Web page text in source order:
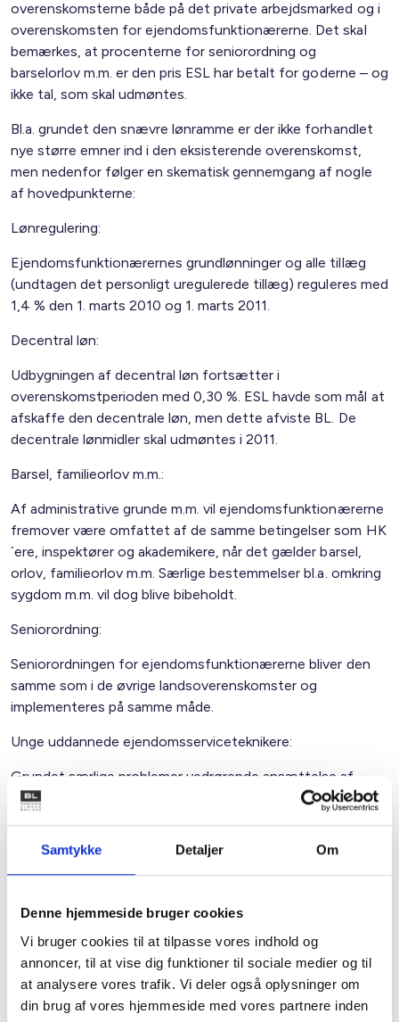
Samtykke Detaljer Om
Denne hjemmeside bruger cookies
Vi bruger cookies til at tilpasse vores indhold og
annoncer, til at vise dig funktioner til sociale medier og til
at analysere vores trafik. Vi deler også oplysninger om
din brug af vores hjemmeside med vores partnere inden
overenskomsterne både på det private arbejdsmarked og i
overenskomsten for ejendomsfunktionærerne. Det skal
bemærkes, at procenterne for seniorordning og
barselorlov m.m. er den pris ESL har betalt for goderne – og
ikke tal, som skal udmøntes.
Bl.a. grundet den snævre lønramme er der ikke forhandlet
nye større emner ind i den eksisterende overenskomst,
men nedenfor følger en skematisk gennemgang af nogle
af hovedpunkterne:
Lønregulering:
Ejendomsfunktionærernes grundlønninger og alle tillæg
(undtagen det personligt uregulerede tillæg) reguleres med
1,4 % den 1. marts 2010 og 1. marts 2011.
Decentral løn:
Udbygningen af decentral løn fortsætter i
overenskomstperioden med 0,30 %. ESL havde som mål at
afskaffe den decentrale løn, men dette afviste BL. De
decentrale lønmidler skal udmøntes i 2011.
Barsel, familieorlov m.m.:
Af administrative grunde m.m. vil ejendomsfunktionærerne
fremover være omfattet af de samme betingelser som HK
´ere, inspektører og akademikere, når det gælder barsel,
orlov, familieorlov m.m. Særlige bestemmelser bl.a. omkring
sygdom m.m. vil dog blive bibeholdt.
Seniorordning:
Seniorordningen for ejendomsfunktionærerne bliver den
samme som i de øvrige landsoverenskomster og
implementeres på samme måde.
Unge uddannede ejendomsserviceteknikere:
Grundet særlige problemer vedrørende ansættelse af
unge uddannede ejendomsserviceteknikere under 30 år er
gruppe. Lønmodellen betyder, at en
ejendomsservicetekniker under 30 år starter med en løn
overenskomstaftalte løn.
Som en del af ovennævnte aftale har parterne aftalt en
målsætning om 25 elevpladser årligt indenfor
ejendomsserviceteknikeruddannelsen.
Herudover er der indgået et protokollat om samarbejde og